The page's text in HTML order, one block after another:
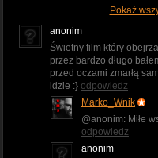
Pokaż
anonim
Świetny film który
przez bardzo długo
przed oczami zmarłą
idzie :} odpowiedz
Marko_Wnik
@anonim: Miłe
odpowiedz
anonim